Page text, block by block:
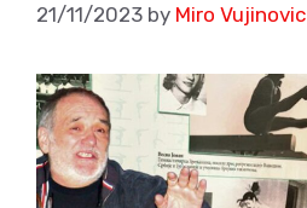
21/11/2023 by Miro Vujinovic